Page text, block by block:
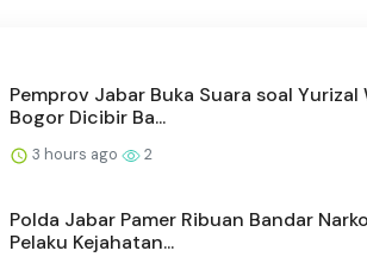
Pemprov Jabar Buka Suara soal Yurizal
Bogor Dicibir Ba...
3 hours ago 2
Polda Jabar Pamer Ribuan Bandar
Pelaku Kejahatan...